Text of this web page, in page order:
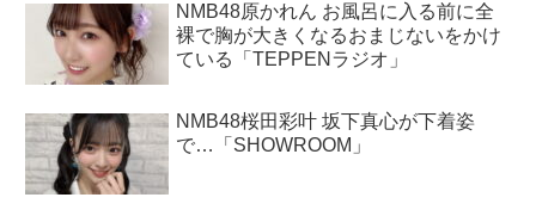
NMB48原かれん お風呂に入る前に全
裸で胸が大きくなるおまじないをかけ
ている「TEPPENラジオ」
NMB48桜田彩叶 坂下真心が下着姿
で…「SHOWROOM」